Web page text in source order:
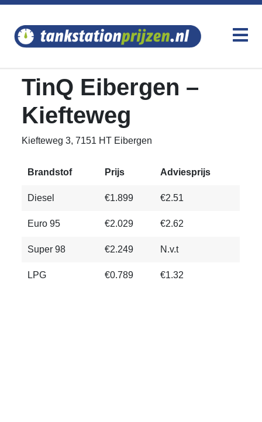
TinQ Eibergen –
Kiefteweg
Kiefteweg 3, 7151 HT Eibergen
Brandstof Prijs Adviesprijs
Diesel €1.899 €2.51
Euro 95 €2.029 €2.62
Super 98 €2.249 N.v.t
LPG €0.789 €1.32